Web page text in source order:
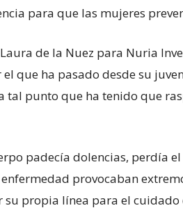
para que las mujeres
de la Nuez para Nuria
que ha pasado desde su
tal punto que ha tenido que
padecía dolencias, perdía
provocaban
su propia línea para el